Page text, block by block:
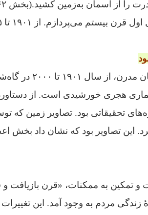
را از آسمان به‌زمین کشید.(بخش ۶۲)
قرن بیستم، قرن
۱۲۷۹ تا ۱۳۷۹ در گاه‌شماری هجری خورشیدی است.
تحقیقاتی بود. تصاویر زمین که
این تصاویر بود که نشان داد بخش
تمکین به ممکنات، «قرن بازیافت و
زندگی مردم به وجود آمد. این